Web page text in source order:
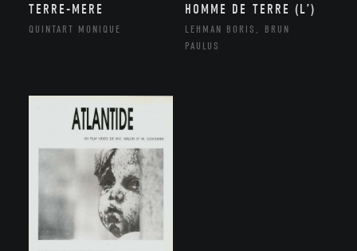
TERRE-MERE
QUINTART MONIQUE
HOMME DE TERRE (L’)
LEHMAN BORIS, BRUN
PAULUS